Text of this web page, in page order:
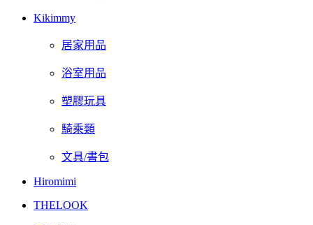
Kikimmy
居家用品
浴室用品
塑膠玩具
騎乘類
文具/書包
Hiromimi
THELOOK